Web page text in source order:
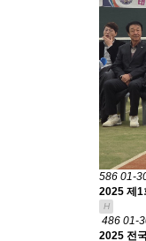
586 01-
2025 제1
H
486 01-
2025 전